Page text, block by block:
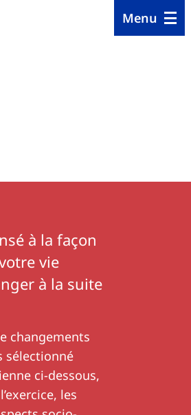
Menu
à la façon
vie
à la suite
changements
sélectionné
ci-dessous,
les